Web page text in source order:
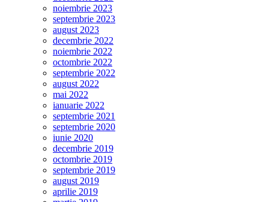
noiembrie 2023
septembrie 2023
august 2023
decembrie 2022
noiembrie 2022
octombrie 2022
septembrie 2022
august 2022
mai 2022
ianuarie 2022
septembrie 2021
septembrie 2020
iunie 2020
decembrie 2019
octombrie 2019
septembrie 2019
august 2019
aprilie 2019